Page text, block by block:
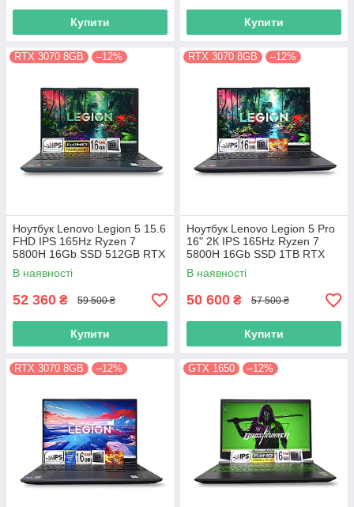
Купити Купити
RTX 3070 8GB –12%
Ноутбук Lenovo Legion 5 15.6
FHD IPS 165Hz Ryzen 7
5800H 16Gb SSD 512GB RTX
3070 8GB
В наявності
52 360 ₴ 59 500 ₴
Купити
RTX 3070 8GB –12%
Ноутбук Lenovo Legion 5 Pro
16" 2К IPS 165Hz Ryzen 7
5800H 16Gb SSD 1TB RTX
3070 8GB
В наявності
50 600 ₴ 57 500 ₴
Купити
RTX 3070 8GB –12% GTX 1650 –12%